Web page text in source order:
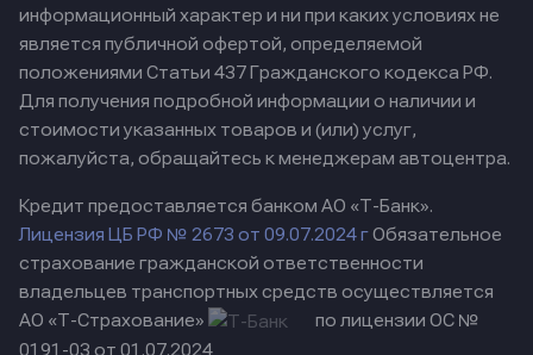
информационный характер и ни при каких условиях не
является публичной офертой, определяемой
положениями Статьи 437 Гражданского кодекса РФ.
Для получения подробной информации о наличии и
стоимости указанных товаров и (или) услуг,
пожалуйста, обращайтесь к менеджерам автоцентра.
Кредит предоставляется банком АО «Т-Банк».
Лицензия ЦБ РФ № 2673 от 09.07.2024 гОбязательное
страхование гражданской ответственности
владельцев транспортных средств осуществляется
АО «Т-Страхование»
по лицензии ОС №
0191-03 от 01.07.2024